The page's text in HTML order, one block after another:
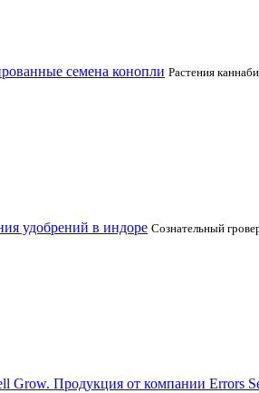
семена конопли Растения
удобрений в индоре Сознательный
Grow. Продукция от компании Errors